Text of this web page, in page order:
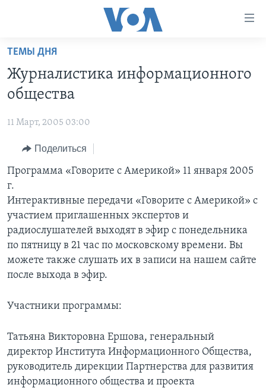
Перейти
основной
контент
навигации
Перейти
поиск
ПРОГРАММЫ
НОВОСТИ ЗА МИНУТУ
ИТОГИ
ПОЧЕМУ ЭТО ВАЖНО?
ДЕТАЛИ
НЬЮ-ЙОРК NEW YORK
АМЕРИКА. БОЛЬШОЕ ПУТЕШЕСТВИЕ
УЧИМ АНГЛИЙСКИЙ
НАША АМЕРИКАНСКАЯ ИСТОРИЯ
А КАК В АМЕРИКЕ?
АМЕРИКАНСКИЕ ГОРОДКИ
ТЕСТЫ
ЭКСПЕРТИЗА
ИНТЕРВЬЮ
ФАКТЫ ПРОТИВ ФЕЙКОВ
ЗА СВОБОДУ ПРЕССЫ
УЧИМ АНГЛИЙСКИЙ
ВИДЕО
ПОДПИСКА НА НОВОСТИ
Языки
ТЕМЫ ДНЯ
Журналистика информационного
общества
11 Март, 2005 03:00
Поделиться
Программа «Говорите с Америкой» 11 января 2005
г.
Интерактивные передачи «Говорите с Америкой» с
участием приглашенных экспертов и
радиослушателей выходят в эфир с понедельника
по пятницу в 21 час по московскому времени. Вы
можете также слушать их в записи на нашем сайте
после выхода в эфир.
Участники программы:
Татьяна Викторовна Ершова, генеральный
директор Института Информационного Общества,
руководитель дирекции Партнерства для развития
информационного общества и проекта